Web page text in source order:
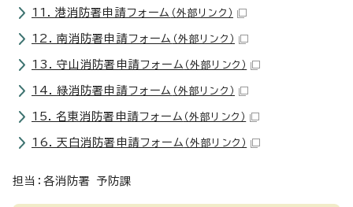
11．港消防署申請フォーム （外部リンク）
12．南消防署申請フォーム （外部リンク）
13．守山消防署申請フォーム （外部リンク）
14．緑消防署申請フォーム （外部リンク）
15．名東消防署申請フォーム （外部リンク）
16．天白消防署申請フォーム （外部リンク）
担当：各消防署 予防課